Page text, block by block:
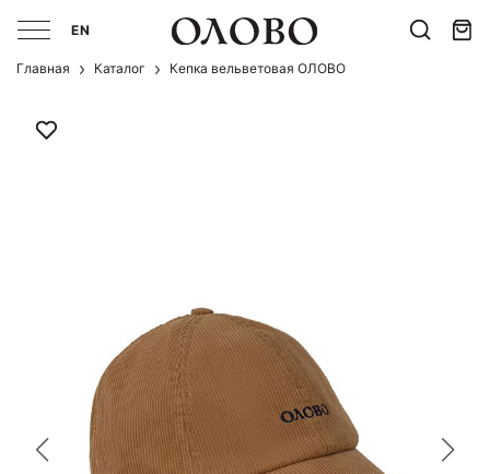
EN
Главная Каталог Кепка вельветовая ОЛОВО